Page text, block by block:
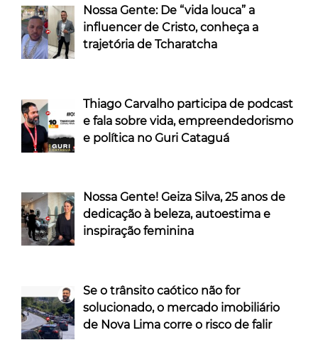
Nossa Gente: De “vida louca” a
influencer de Cristo, conheça a
trajetória de Tcharatcha
Thiago Carvalho participa de podcast
e fala sobre vida, empreendedorismo
e política no Guri Cataguá
Nossa Gente! Geiza Silva, 25 anos de
dedicação à beleza, autoestima e
inspiração feminina
Se o trânsito caótico não for
solucionado, o mercado imobiliário
de Nova Lima corre o risco de falir